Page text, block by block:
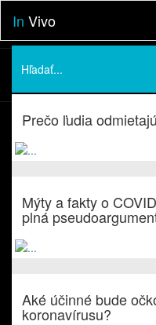
In Vivo
Podporte nás
Prednášky
Prečo ľudia
Mýty a fakty o
plná
Aké účinné bude
koronavírusu?